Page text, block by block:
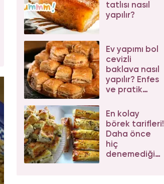
tatlısı nasıl
yapılır?
Ev yapımı bol
cevizli
baklava nasıl
yapılır? Enfes
ve pratik
baklava tarifi
En kolay
börek tarifleri!
Daha önce
hiç
denemediğiniz